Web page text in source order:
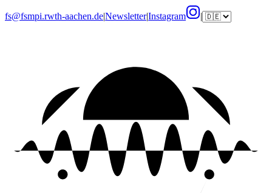
fs@fsmpi.rwth-aachen.de|Newsletter|Instagram |